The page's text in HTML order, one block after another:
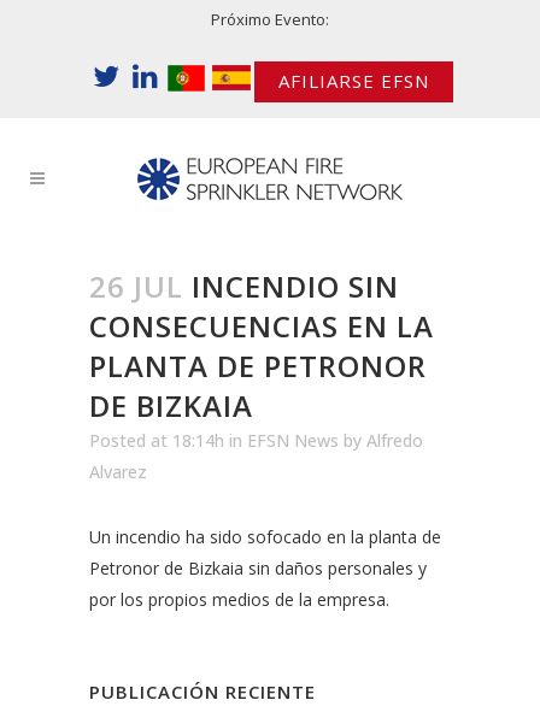
Próximo Evento:
AFILIARSE EFSN
26 JUL INCENDIO SIN
CONSECUENCIAS EN LA
PLANTA DE PETRONOR
DE BIZKAIA
Posted at 18:14h in EFSN News by Alfredo
Alvarez
Un incendio ha sido sofocado en la planta de
Petronor de Bizkaia sin daños personales y
por los propios medios de la empresa.
PUBLICACIÓN RECIENTE